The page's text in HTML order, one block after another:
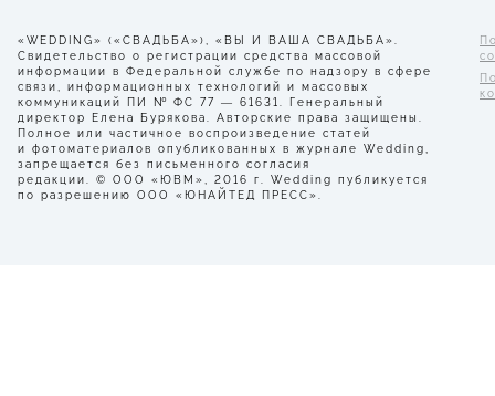
«WEDDING» («СВАДЬБА»), «ВЫ И ВАША СВАДЬБА».
Свидетельство о регистрации средства массовой
информации в Федеральной службе по надзору в сфере
связи, информационных технологий и массовых
коммуникаций ПИ № ФС 77 — 61631. Генеральный
директор Елена Бурякова. Авторские права защищены.
Полное или частичное воспроизведение статей
и фотоматериалов опубликованных в журнале Wedding,
запрещается без письменного согласия
редакции. © ООО «ЮВМ», 2016 г. Wedding публикуется
по разрешению ООО «ЮНАЙТЕД ПРЕСС».